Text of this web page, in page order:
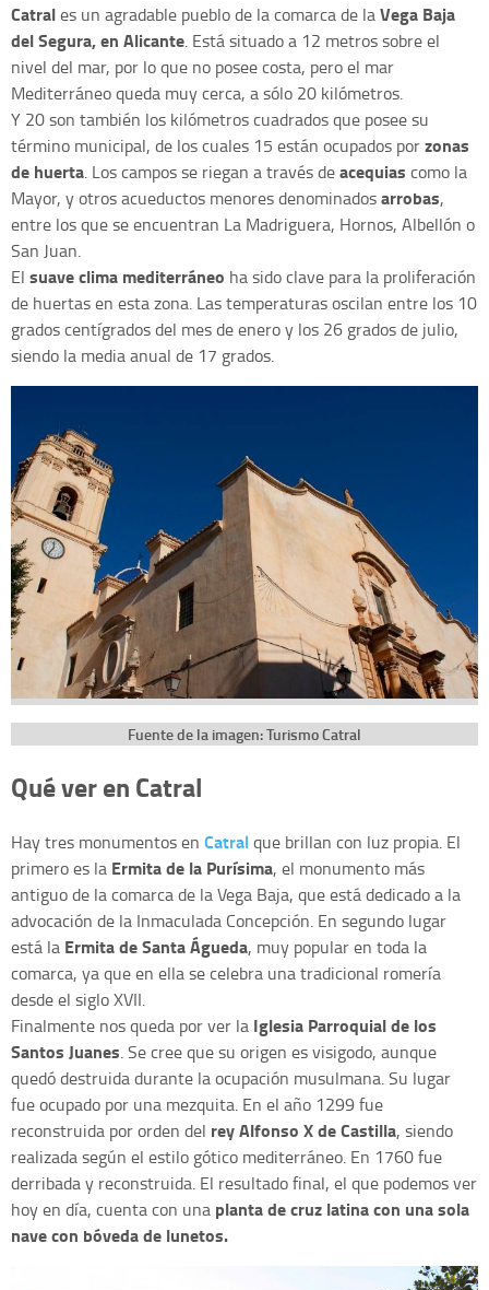
Catrales un agradable pueblo de la comarca de laVega Baja
del Segura, en Alicante. Está situado a 12 metros sobre el
nivel del mar, por lo que no posee costa, pero el mar
Mediterráneo queda muy cerca, a sólo 20 kilómetros.
Y 20 son también los kilómetros cuadrados que posee su
término municipal, de los cuales 15 están ocupados porzonas
de huerta. Los campos se riegan a través deacequias como la
Mayor, y otros acueductos menores denominadosarrobas,
entre los que se encuentran La Madriguera, Hornos, Albellón o
San Juan.
El suave clima mediterráneo ha sido clave para la proliferación
de huertas en esta zona. Las temperaturas oscilan entre los 10
grados centígrados del mes de enero y los 26 grados de julio,
siendo la media anual de 17 grados.
Fuente de la imagen: Turismo Catral
Qué ver en Catral
Hay tres monumentos en Catral que brillan con luz propia. El
primero es la Ermita de la Purísima, el monumento más
antiguo de la comarca de la Vega Baja, que está dedicado a la
advocación de la Inmaculada Concepción. En segundo lugar
está la Ermita de Santa Águeda, muy popular en toda la
comarca, ya que en ella se celebra una tradicional romería
desde el siglo XVII.
Finalmente nos queda por ver la Iglesia Parroquial de los
Santos Juanes. Se cree que su origen es visigodo, aunque
quedó destruida durante la ocupación musulmana. Su lugar
fue ocupado por una mezquita. En el año 1299 fue
reconstruida por orden del rey Alfonso X de Castilla, siendo
realizada según el estilo gótico mediterráneo. En 1760 fue
derribada y reconstruida. El resultado final, el que podemos ver
hoy en día, cuenta con una planta de cruz latina con una sola
nave con bóveda de lunetos.